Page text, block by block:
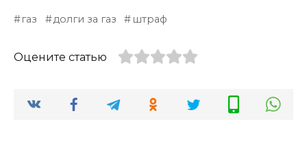
газ долги за газ штраф
Оцените статью